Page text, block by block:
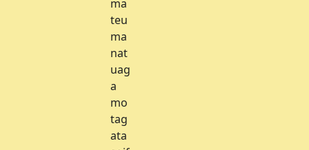
ma
teu
ma
nat
uag
a
mo
tag
ata